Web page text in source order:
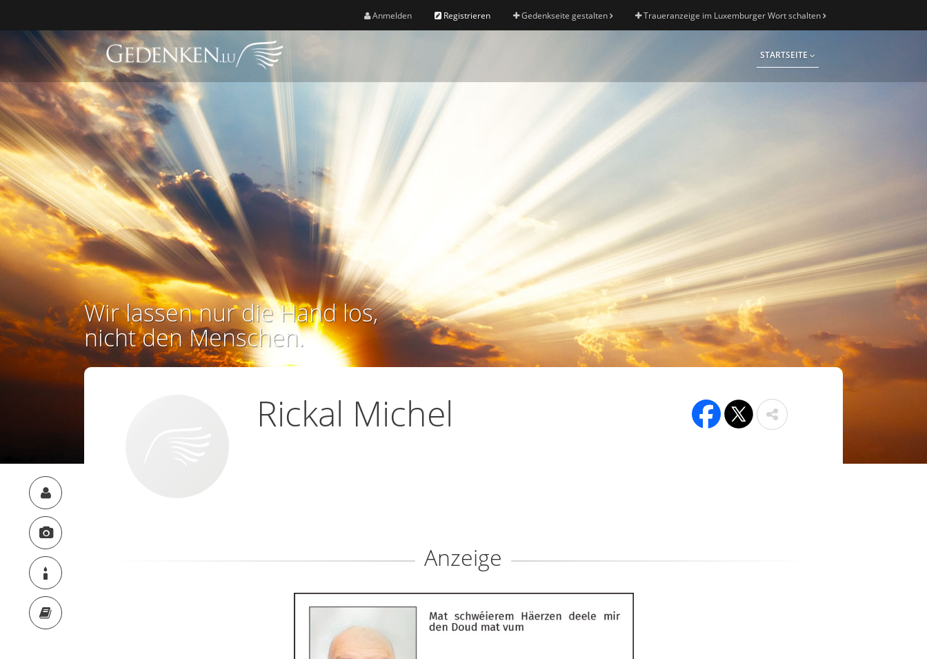
Anmelden Registrieren Gedenkseite gestalten Traueranzeige im Luxemburger Wort schalten
STARTSEITE
Wir lassen nur die Hand los,
nicht den Menschen.
Rickal Michel
Anzeige